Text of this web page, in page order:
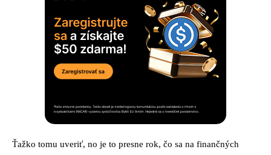
Ťažko tomu uveriť, no je to presne rok, čo sa na finančných